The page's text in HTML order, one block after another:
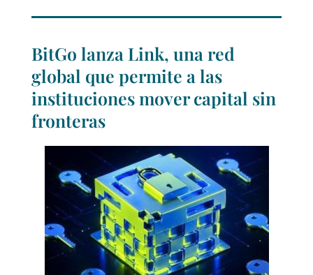
BitGo lanza Link, una red
global que permite a las
instituciones mover capital sin
fronteras